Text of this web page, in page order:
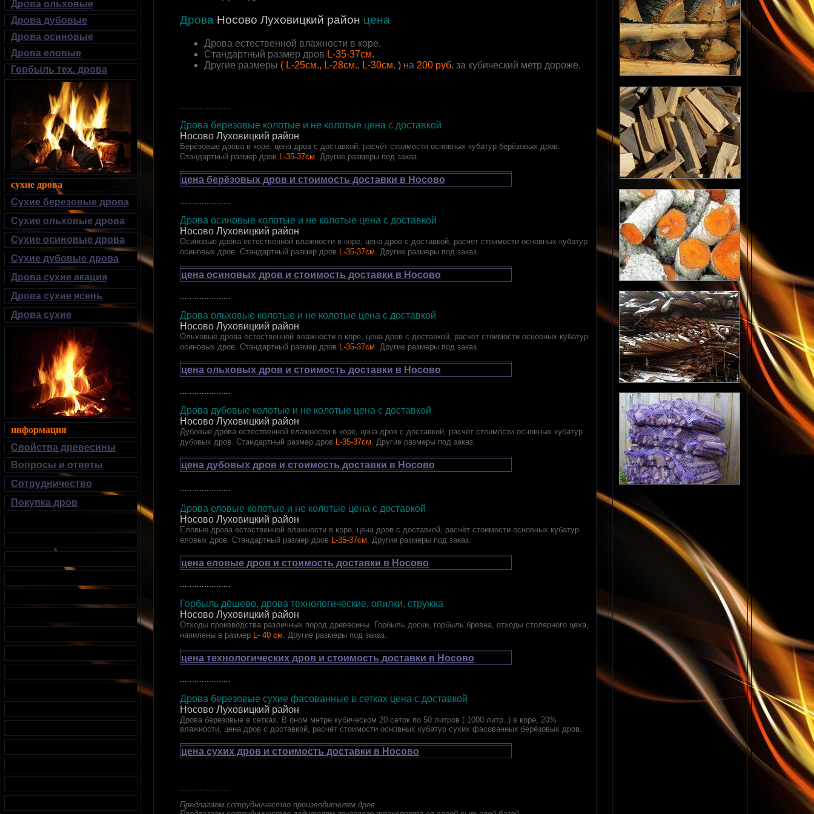
Дрова Носово Луховицкий район цена
Дрова естественной влажности в коре.
Стандартный размер дров L-35-37см.
Другие размеры ( L-25см., L-28см., L-30см. ) на 200 руб. за кубический метр дороже.
Дрова березовые колотые и не колотые цена с доставкой
Носово Луховицкий район
Берёзовые дрова в коре, цена дров с доставкой, расчёт стоимости основных кубатур берёзовых дров.
Стандартный размер дров
L-35-37см. Другие размеры под заказ.
цена берёзовых дров и стоимость доставки в Носово
Дрова осиновые колотые и не колотые цена с доставкой
Носово Луховицкий район
Осиновые дрова естественной влажности в коре, цена дров с доставкой, расчёт стоимости основных кубатур
осиновых дров. Стандартный размер дров
L-35-37см. Другие размеры под заказ.
цена осиновых дров и стоимость доставки в Носово
Дрова ольховые колотые и не колотые цена с доставкой
Носово Луховицкий район
Ольховые дрова естественной влажности в коре, цена дров с доставкой, расчёт стоимости основных кубатур
осиновых дров. Стандартный размер дров
L-35-37см. Другие размеры под заказ.
цена ольховых дров и стоимость доставки в Носово
Дрова дубовые колотые и не колотые цена с доставкой
Носово Луховицкий район
Дубовые дрова естественной влажности в коре, цена дров с доставкой, расчёт стоимости основных кубатур
дубовых дров. Стандартный размер дров
L-35-37см. Другие размеры под заказ.
цена дубовых дров и стоимость доставки в Носово
Дрова еловые колотые и не колотые цена с доставкой
Носово Луховицкий район
Еловые дрова естественной влажности в коре, цена дров с доставкой, расчёт стоимости основных кубатур
еловых дров. Стандартный размер дров L-35-37см. Другие размеры под заказ.
цена еловые дров и стоимость доставки в Носово
.....................
Горбыль дёшево, дрова технологические, опилки, стружка
Носово Луховицкий район
Отходы производства различных пород древесины. Горбыль доски, горбыль бревна, отходы столярного цеха,
напилены в размер L- 40 см. Другие размеры под заказ.
цена технологических дров и стоимость доставки в Носово
.....................
Дрова березовые сухие фасованные в сетках цена с доставкой
Носово Луховицкий район
Дрова березовые в сетках. В оном метре кубическом 20 сеток по 50 литров ( 1000 литр. ) в коре, 20%
влажности, цена дров с доставкой, расчёт стоимости основных кубатур сухих фасованных берёзовых дров.
цена сухих дров и стоимость доставки в Носово
.....................
Предлагаем сотрудничество производителям дров
Дрова ольховые
Дрова дубовые
Дрова осиновые
Дрова еловые
Горбыль тех. дрова
сухие дрова
Сухие березовые дрова
Сухие ольховые дрова
Сухие осиновые дрова
Сухие дубовые дрова
Дрова сухие акация
Дрова сухие ясень
Дрова сухие
информация
Свойства древесины
Вопросы и ответы
Сотрудничество
Покупка дров